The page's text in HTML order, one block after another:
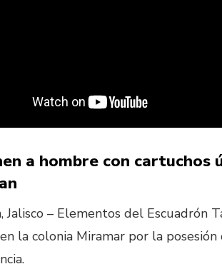
a hombre con
Jalisco – Elementos del Escuadrón
la colonia Miramar por la